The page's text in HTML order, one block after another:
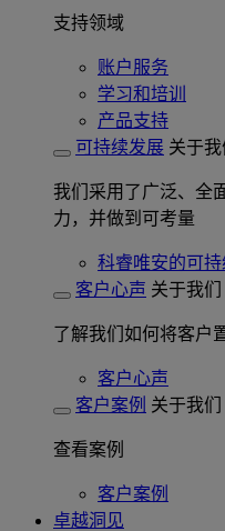
支持领域
账户服务
学习和培训
产品支持
可持续发展 关于我
我们采用了广泛、全
力，并做到可考量
科睿唯安的可
客户心声 关于我们
了解我们如何将客户
客户心声
客户案例 关于我们
查看案例
客户案例
卓越洞见